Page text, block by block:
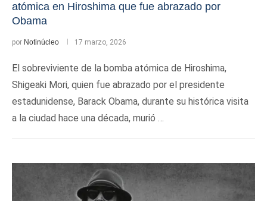
atómica en Hiroshima que fue abrazado por
Obama
por Notinúcleo 17 marzo, 2026
El sobreviviente de la bomba atómica de Hiroshima,
Shigeaki Mori, quien fue abrazado por el presidente
estadunidense, Barack Obama, durante su histórica visita
a la ciudad hace una década, murió …